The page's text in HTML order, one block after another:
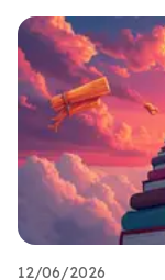
12/06/2026